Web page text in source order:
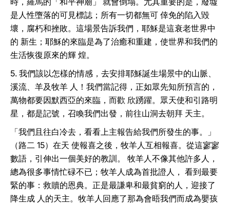
是人性墮落的可見標誌；所有一切都無可 倖免的陷入毀
壞，腐朽和挫敗。這場景告訴我們，耶穌是這衰老世界中
的 新生；耶穌的來臨是為了治癒和重建，使世界和我們的
生活恢復原來的輝 煌。
5. 我們該以怎樣的情感，去安排耶穌誕生場景中的山脈、
溪流、羊及牧羊 人！我們當記得，正如眾先知所預言的，
萬物都要因默西亞的來臨，而歡 欣踴躍。眾天使和引路明
星，都是記號，召喚我們出發，前往山洞去朝拜 天主。
「我們且往白冷去，看看上主報告給我們所發生的事。」
（路二 15）在天 使報喜之後，牧羊人互相報喜。從這寥寥
數語，引伸出一個美好的教訓。 牧羊人不像其他許多人，
總為很多事情忙碌不已；牧羊人成為首批證人， 看到最要
緊的事：救贖的恩典。正是最謙卑和最貧窮的人，迎接了
降生成 人的天主。牧羊人回應了那為會晤我們而成為嬰孩